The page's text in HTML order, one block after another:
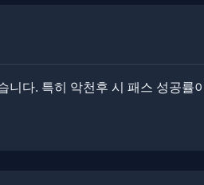
다. ​​특히 악천후 시 패스 성공률